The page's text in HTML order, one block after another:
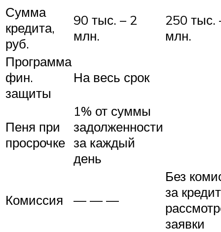
Сумма
кредита,
руб.
90 тыс. – 2
млн.
250 тыс.
млн.
Программа
фин.
защиты
На весь срок
Пеня при
просрочке
1% от суммы
задолженности
за каждый
день
Комиссия — — —
Без
за
заявки